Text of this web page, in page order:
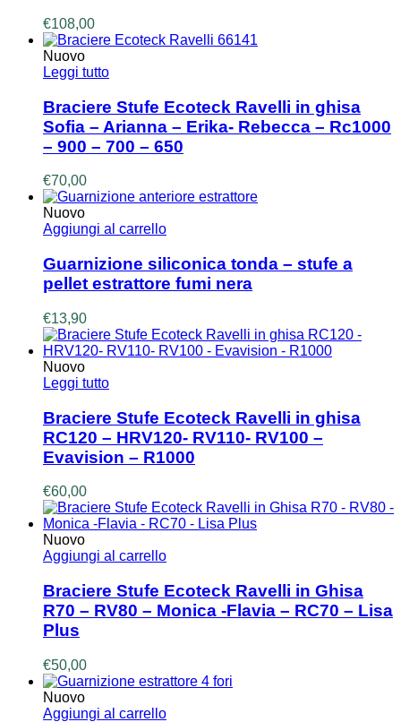
€108,00
Nuovo
Leggi tutto
Braciere Stufe Ecoteck Ravelli in ghisa
Sofia – Arianna – Erika- Rebecca – Rc1000
– 900 – 700 – 650
€70,00
Nuovo
Aggiungi al carrello
Guarnizione siliconica tonda – stufe a
pellet estrattore fumi nera
€13,90
Nuovo
Leggi tutto
Braciere Stufe Ecoteck Ravelli in ghisa
RC120 – HRV120- RV110- RV100 –
Evavision – R1000
€60,00
Nuovo
Aggiungi al carrello
Braciere Stufe Ecoteck Ravelli in Ghisa
R70 – RV80 – Monica -Flavia – RC70 – Lisa
Plus
€50,00
Nuovo
Aggiungi al carrello